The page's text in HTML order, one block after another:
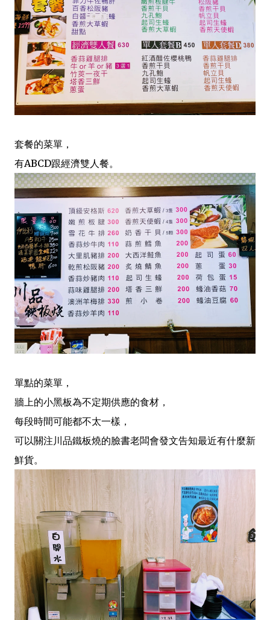
套餐的菜單，
有ABCD跟經濟雙人餐。
單點的菜單，
牆上的小黑板為不定期供應的食材，
每段時間可能都不太一樣，
可以關注川品鐵板燒的臉書老闆會發文告知最近有什麼新
鮮貨。